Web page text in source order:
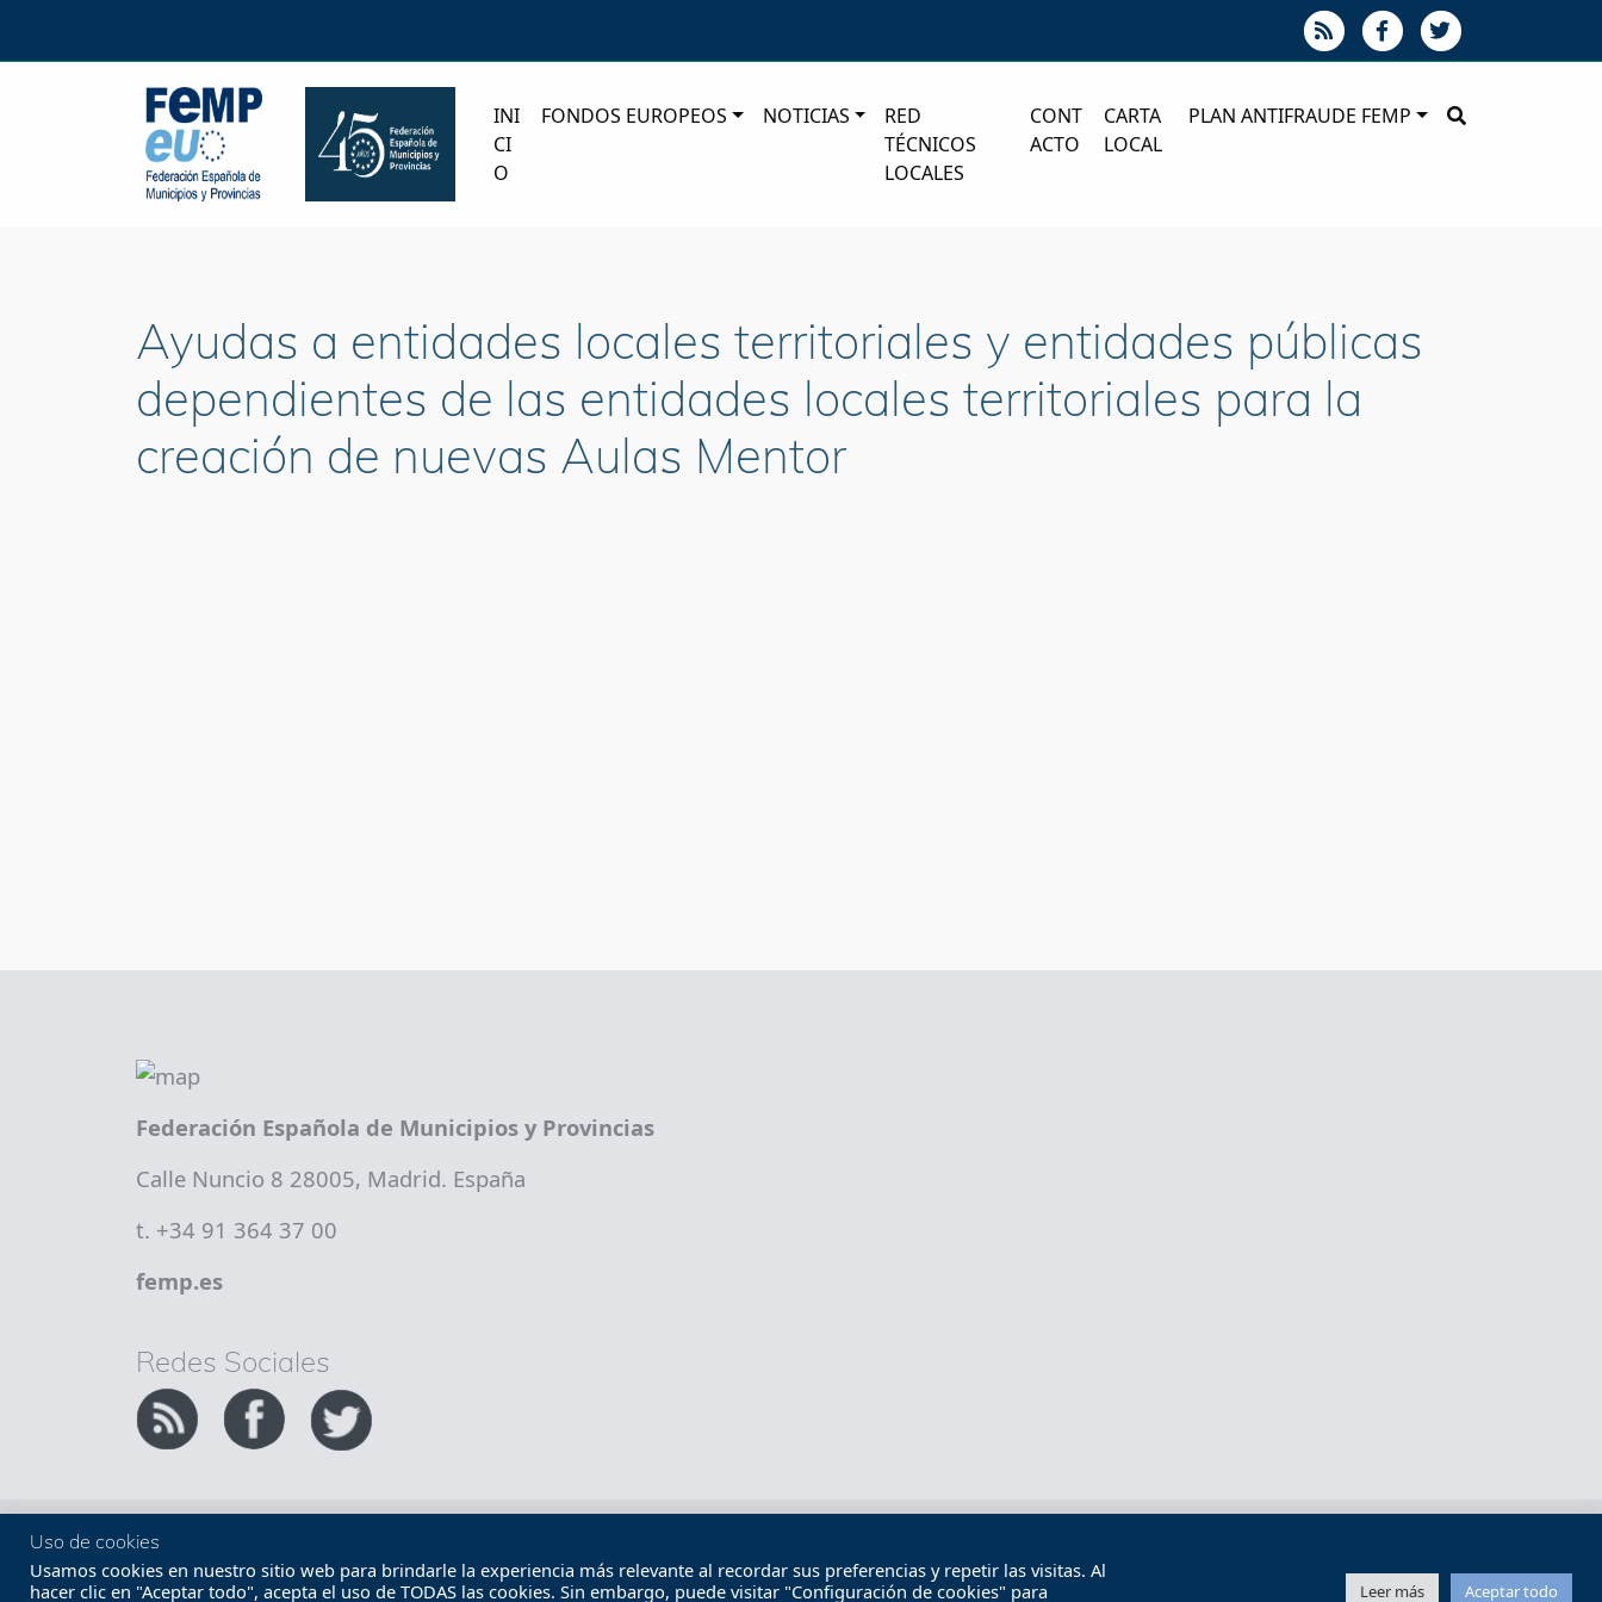
INI
CI
O
FONDOS EUROPEOS NOTICIAS
RED
TÉCNICOS
LOCALES
CONT
ACTO
CARTA
LOCAL
PLAN ANTIFRAUDE FEMP
Ayudas a entidades locales territoriales y entidades públicas
dependientes de las entidades locales territoriales para la
creación de nuevas Aulas Mentor
Federación Española de Municipios y Provincias
Calle Nuncio 8 28005, Madrid. España
t. +34 91 364 37 00
femp.es
Redes Sociales
Contacto
Uso de cookies
Usamos cookies en nuestro sitio web para brindarle la experiencia más relevante al recordar sus preferencias y repetir las visitas. Al
hacer clic en "Aceptar todo", acepta el uso de TODAS las cookies. Sin embargo, puede visitar "Configuración de cookies" para
Leer más Aceptar todo